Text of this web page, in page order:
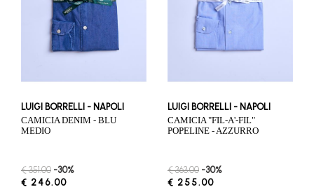
LUIGI BORRELLI - NAPOLI
CAMICIA DENIM - BLU
MEDIO
€ 351.00 -30%
€ 246.00
LUIGI BORRELLI - NAPOLI
CAMICIA "FIL-A'-FIL"
POPELINE - AZZURRO
€ 363.00 -30%
€ 255.00